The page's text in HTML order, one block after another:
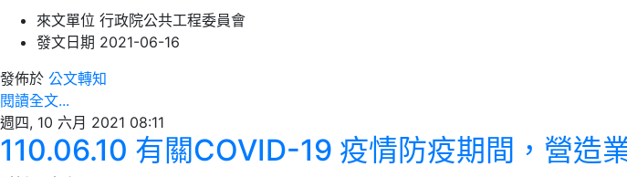
來文單位 行政院公共工程委員會
發文日期 2021-06-16
發佈於 公文轉知
閱讀全文...
週四, 10 六月 2021 08:11
110.06.10 有關COVID-19 疫情防疫期間，營造